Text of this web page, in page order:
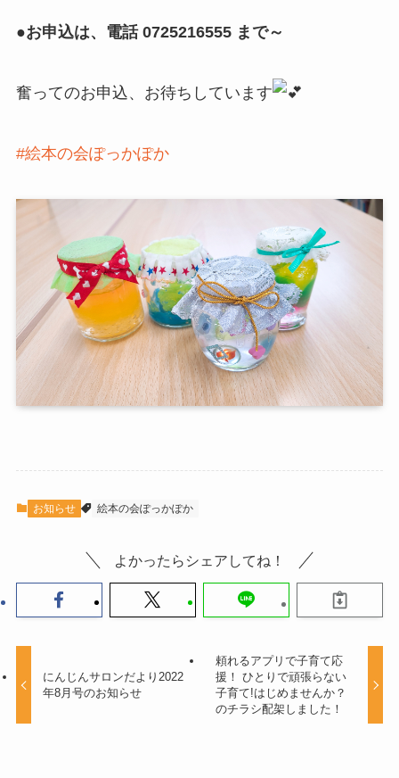
●お申込は、電話 0725216555 まで～
奮ってのお申込、お待ちしています
#絵本の会ぽっかぽか
お知らせ 絵本の会ぽっかぽか
よかったらシェアしてね！
にんじんサロンだより2022
年8月号のお知らせ
頼れるアプリで子育て応
援！ ひとりで頑張らない
子育て!はじめませんか？
のチラシ配架しました！